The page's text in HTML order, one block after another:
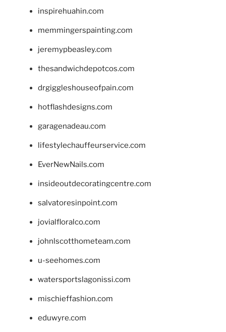
inspirehuahin.com
memmingerspainting.com
jeremypbeasley.com
thesandwichdepotcos.com
drgiggleshouseofpain.com
hotflashdesigns.com
garagenadeau.com
lifestylechauffeurservice.com
EverNewNails.com
insideoutdecoratingcentre.com
salvatoresinpoint.com
jovialfloralco.com
johnlscotthometeam.com
u-seehomes.com
watersportslagonissi.com
mischieffashion.com
eduwyre.com